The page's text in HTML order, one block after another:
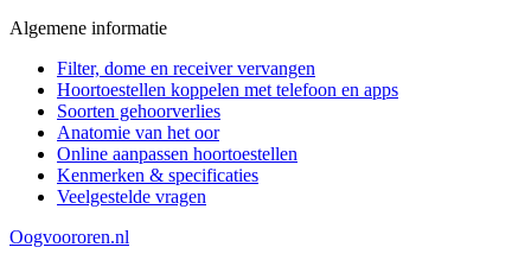
Algemene informatie
Filter, dome en receiver vervangen
Hoortoestellen koppelen met telefoon en apps
Soorten gehoorverlies
Anatomie van het oor
Online aanpassen hoortoestellen
Kenmerken & specificaties
Veelgestelde vragen
Oogvoororen.nl